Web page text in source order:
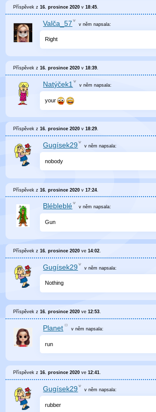
Příspěvek z16. prosince 2020 v18:45
Valča_57 v něm napsala:
Right
Příspěvek z16. prosince 2020 v18:39.
Natýček1 v něm napsala:
your
Příspěvek z16. prosince 2020 v18:29.
Gugísek29 v něm napsala:
nobody
Příspěvek z16. prosince 2020 v17:24
Blébleblé v něm napsala:
Gun
Příspěvek z16. prosince 2020 ve14:02
Gugísek29 v něm napsala:
Nothing
Příspěvek z16. prosince 2020 ve12:53.
Planet v němnapsala:
run
Příspěvek z16. prosince 2020 ve12:41.
Gugísek29 v něm napsala:
rubber